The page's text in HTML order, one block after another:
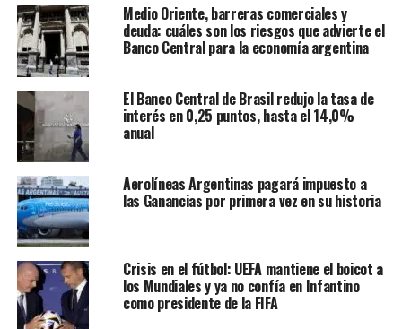
Medio Oriente, barreras comerciales y
deuda: cuáles son los riesgos que advierte el
Banco Central para la economía argentina
El Banco Central de Brasil redujo la tasa de
interés en 0,25 puntos, hasta el 14,0%
anual
Aerolíneas Argentinas pagará impuesto a
las Ganancias por primera vez en su historia
Crisis en el fútbol: UEFA mantiene el boicot a
los Mundiales y ya no confía en Infantino
como presidente de la FIFA